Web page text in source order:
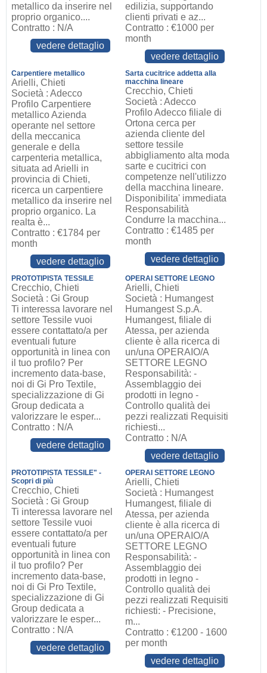
metallico da inserire nel
proprio organico....
Contratto : N/A
vedere dettaglio
edilizia, supportando
clienti privati e az...
Contratto : €1000 per
month
vedere dettaglio
Carpentiere metallico
Arielli, Chieti
Società : Adecco
Profilo Carpentiere
metallico Azienda
operante nel settore
della meccanica
generale e della
carpenteria metallica,
situata ad Arielli in
provincia di Chieti,
ricerca un carpentiere
metallico da inserire nel
proprio organico. La
realta è...
Contratto : €1784 per
month
vedere dettaglio
Sarta cucitrice addetta alla
macchina lineare
Crecchio, Chieti
Società : Adecco
Profilo Adecco filiale di
Ortona cerca per
azienda cliente del
settore tessile
abbigliamento alta moda
sarte e cucitrici con
competenze nell'utilizzo
della macchina lineare.
Disponibilita' immediata
Responsabilità
Condurre la macchina...
Contratto : €1485 per
month
vedere dettaglio
PROTOTIPISTA TESSILE
Crecchio, Chieti
Società : Gi Group
Ti interessa lavorare nel
settore Tessile vuoi
essere contattato/a per
eventuali future
opportunità in linea con
il tuo profilo? Per
incremento data-base,
noi di Gi Pro Textile,
specializzazione di Gi
Group dedicata a
valorizzare le esper...
Contratto : N/A
vedere dettaglio
OPERAI SETTORE LEGNO
Arielli, Chieti
Società : Humangest
Humangest S.p.A.
Humangest, filiale di
Atessa, per azienda
cliente è alla ricerca di
un/una OPERAIO/A
SETTORE LEGNO
Responsabilità: -
Assemblaggio dei
prodotti in legno -
Controllo qualità dei
pezzi realizzati Requisiti
richiesti...
Contratto : N/A
vedere dettaglio
PROTOTIPISTA TESSILE" -
Scopri di più
Crecchio, Chieti
Società : Gi Group
Ti interessa lavorare nel
settore Tessile vuoi
essere contattato/a per
eventuali future
opportunità in linea con
il tuo profilo? Per
incremento data-base,
noi di Gi Pro Textile,
specializzazione di Gi
Group dedicata a
valorizzare le esper...
Contratto : N/A
vedere dettaglio
OPERAI SETTORE LEGNO
Arielli, Chieti
Società : Humangest
Humangest, filiale di
Atessa, per azienda
cliente è alla ricerca di
un/una OPERAIO/A
SETTORE LEGNO
Responsabilità: -
Assemblaggio dei
prodotti in legno -
Controllo qualità dei
pezzi realizzati Requisiti
richiesti: - Precisione,
m...
Contratto : €1200 - 1600
per month
vedere dettaglio